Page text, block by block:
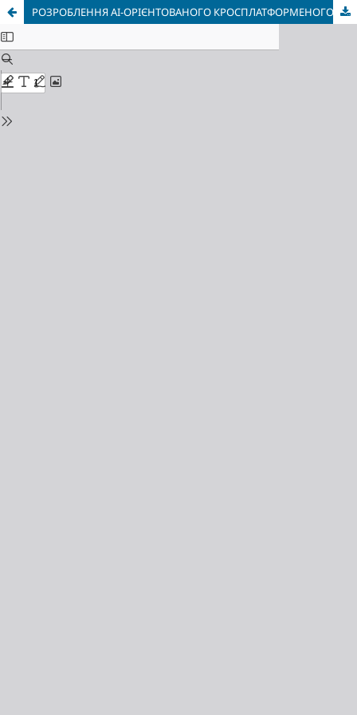
РОЗРОБЛЕННЯ AI-ОРІЄНТОВАНОГО КРОСПЛАТФОРМЕНОГО КЛІЄНТСЬКОГО ЗАСТОСУНКУ УНІВЕРСИТЕТСЬКОГО РОЗКЛАДУ